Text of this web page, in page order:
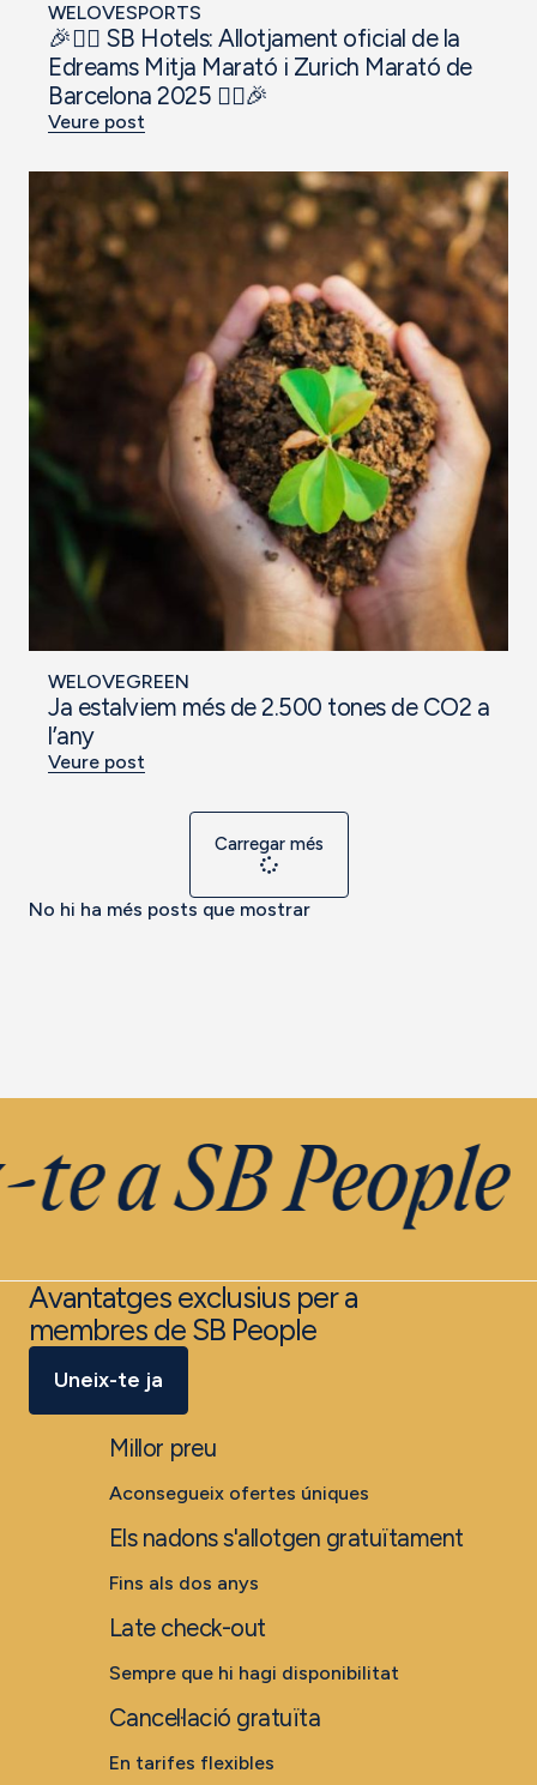
WELOVESPORTS
🎉🏃‍♂️ SB Hotels: Allotjament oficial de la
Edreams Mitja Marató i Zurich Marató de
Barcelona 2025 🏃‍♀️🎉
Veure post
WELOVEGREEN
Ja estalviem més de 2.500 tones de CO2 a
l’any
Veure post
Carregar més
No hi ha més posts que mostrar
a SB People
Avantatges exclusius per a
membres de SB People
Uneix-te ja
Millor preu
Aconsegueix ofertes úniques
Els nadons s'allotgen gratuïtament
Fins als dos anys
Late check-out
Sempre que hi hagi disponibilitat
Cancel·lació gratuïta
En tarifes flexibles